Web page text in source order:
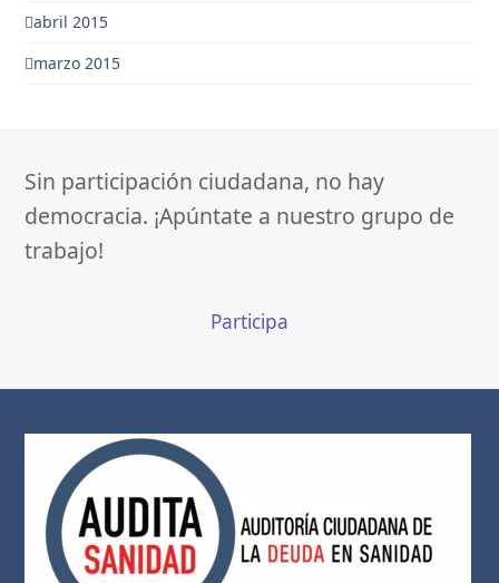
abril 2015
marzo 2015
Sin participación ciudadana, no hay
democracia. ¡Apúntate a nuestro grupo de
trabajo!
Participa